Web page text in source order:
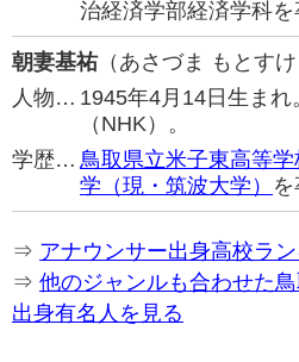
治経済学部経済学科を
朝妻基祐（あさづま もとすけ
人物… 1945年4月14日生ま
（NHK）。
学歴… 鳥取県立米子東高等学
学（現・筑波大学）
⇒ アナウンサー出身高校ラ
⇒ 他のジャンルも合わせた
出身有名人を見る